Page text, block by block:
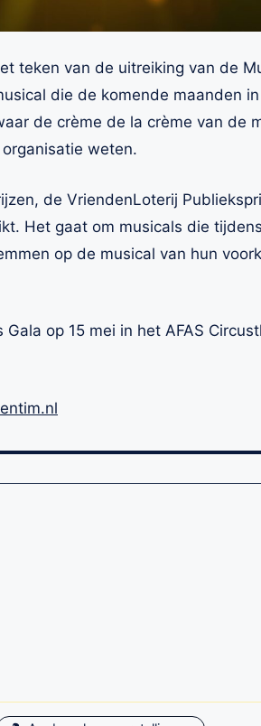
teken van de uitreiking van de
die de komende maanden
de crème de la crème van de
weten.
de VriendenLoterij
Het gaat om musicals die
op de musical van hun
op 15 mei in het AFAS